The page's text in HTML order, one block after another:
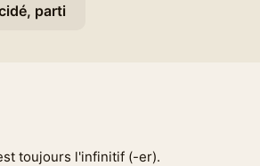
parti
toujours l'infinitif (-er).